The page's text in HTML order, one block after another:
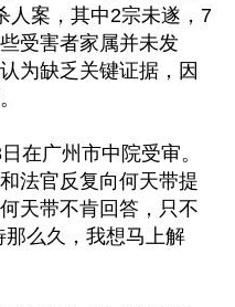
人案，其中2宗未遂，7
受害者家属并未发
为缺乏关键证据，因
在广州市中院受审。
法官反复向何天带提
天带不肯回答，只不
那么久，我想马上解